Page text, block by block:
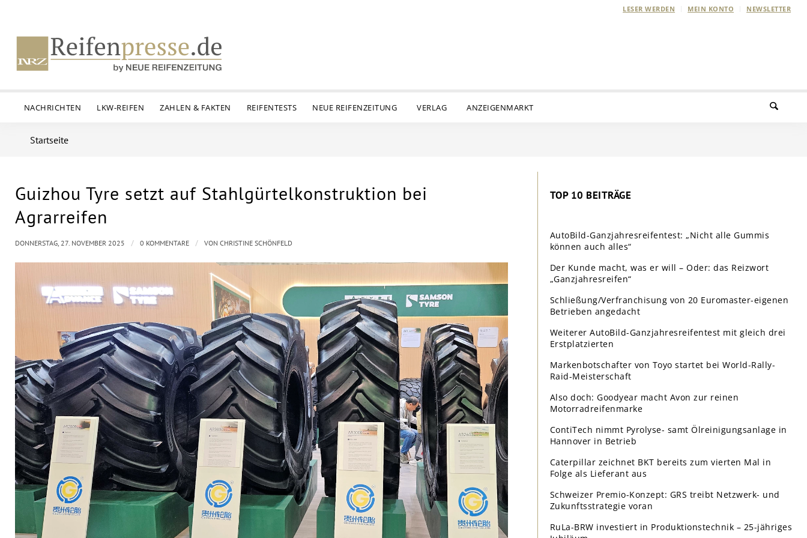
LESER WERDEN MEIN KONTO NEWSLETTER
NACHRICHTEN LKW-REIFEN ZAHLEN & FAKTEN REIFENTESTS NEUE REIFENZEITUNG VERLAG ANZEIGENMARKT
Startseite
Guizhou Tyre setzt auf Stahlgürtelkonstruktion bei
Agrarreifen
DONNERSTAG, 27. NOVEMBER 2025 / 0 KOMMENTARE / VON CHRISTINE SCHÖNFELD
TOP 10 BEITRÄGE
AutoBild-Ganzjahresreifentest: „Nicht alle Gummis
können auch alles“
Der Kunde macht, was er will – Oder: das Reizwort
„Ganzjahresreifen“
Schließung/Verfranchisung von 20 Euromaster-eigenen
Betrieben angedacht
Weiterer AutoBild-Ganzjahresreifentest mit gleich drei
Erstplatzierten
Markenbotschafter von Toyo startet bei World-Rally-
Raid-Meisterschaft
Also doch: Goodyear macht Avon zur reinen
Motorradreifenmarke
ContiTech nimmt Pyrolyse- samt Ölreinigungsanlage in
Hannover in Betrieb
Caterpillar zeichnet BKT bereits zum vierten Mal in
Folge als Lieferant aus
Schweizer Premio-Konzept: GRS treibt Netzwerk- und
Zukunftsstrategie voran
RuLa-BRW investiert in Produktionstechnik – 25-jähriges